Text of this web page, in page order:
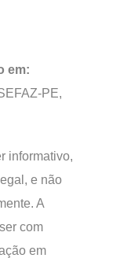
em:
PE,
informativo,
e não
A
com
em